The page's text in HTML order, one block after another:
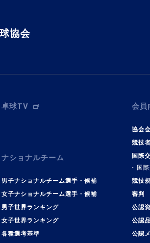
協会
卓球TV
ナショナルチーム
男子ナショナルチーム選手・候補
女子ナショナルチーム選手・候補
男子世界ランキング
女子世界ランキング
各種選考基準
会員
協会
競技
国際
国
競技
審判
公認
公認
公認